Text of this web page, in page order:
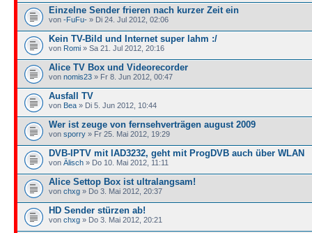
Einzelne Sender frieren nach kurzer Zeit ein
von -FuFu- » Di 24. Jul 2012, 02:06
Kein TV-Bild und Internet super lahm :/
von Romi » Sa 21. Jul 2012, 20:16
Alice TV Box und Videorecorder
von nomis23 » Fr 8. Jun 2012, 00:47
Ausfall TV
von Bea » Di 5. Jun 2012, 10:44
Wer ist zeuge von fernsehverträgen august 2009
von sporry » Fr 25. Mai 2012, 19:29
DVB-IPTV mit IAD3232, geht mit ProgDVB auch über WLAN
von Älisch » Do 10. Mai 2012, 11:11
Alice Settop Box ist ultralangsam!
von chxg » Do 3. Mai 2012, 20:37
HD Sender stürzen ab!
von chxg » Do 3. Mai 2012, 20:21